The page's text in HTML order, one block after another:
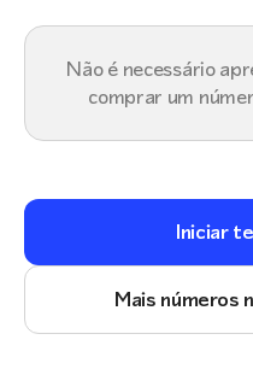
Não é necessário
comprar um
Iniciar
Mais números